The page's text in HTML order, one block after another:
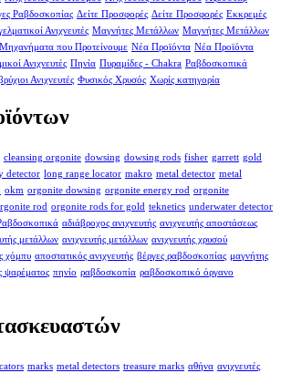
Ραβδοσκοπίας Δείτε Προσφορές Δείτε Προσφορές Εκκρεμές
Ανιχνευτές Μαγνήτες Μετάλλων Μαγνήτες Μετάλλων
Μηχανήματα που Προτείνουμε Νέα Προϊόντα Νέα Προϊόντα
Ανιχνευτές Πηνία Πυραμίδες - Chakra Ραβδοσκοπικά
Ανιχνευτές Φυσικός Χρυσός Χωρίς κατηγορία
cleansing orgonite dowsing dowsing rods fisher garrett gold
detector long range locator makro metal detector metal
okm orgonite dowsing orgonite energy rod orgonite
rod orgonite rods for gold teknetics underwater detector
αδιάβροχος ανιχνευτής ανιχνευτής αποστάσεως
μετάλλων ανιχνευτής μετάλλων ανιχνευτής χρυσού
χόμπυ αποστατικός ανιχνευτής βέργες ραβδοσκοπίας μαγνήτης
ψαρέματος πηνίο ραβδοσκοπία ραβδοσκοπικό όργανο
marks metal detectors treasure marks αθήνα ανιχνευτές